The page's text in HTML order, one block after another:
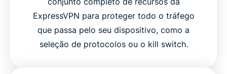
ExpressVPN para proteger todo o tráfego
que passa pelo seu dispositivo, como a
seleção de protocolos ou o kill switch.